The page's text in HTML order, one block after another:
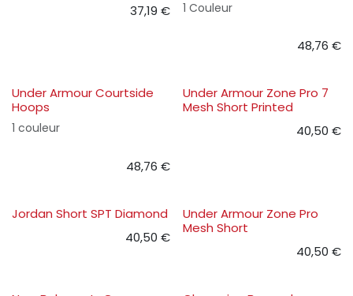
37,19 € 1 Couleur
48,76 €
Under Armour Courtside
Hoops
1 couleur
48,76 €
Under Armour Zone Pro 7
Mesh Short Printed
40,50 €
Jordan Short SPT Diamond
40,50 €
Under Armour Zone Pro
Mesh Short
40,50 €